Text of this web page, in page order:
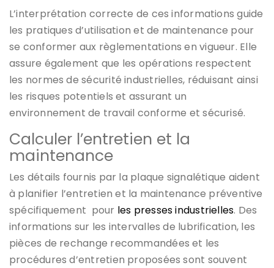
L’interprétation correcte de ces informations guide
les pratiques d’utilisation et de maintenance pour
se conformer aux règlementations en vigueur. Elle
assure également que les opérations respectent
les normes de sécurité industrielles, réduisant ainsi
les risques potentiels et assurant un
environnement de travail conforme et sécurisé.
Calculer l’entretien et la
maintenance
Les détails fournis par la plaque signalétique aident
à planifier l’entretien et la maintenance préventive
spécifiquement pour les presses industrielles. Des
informations sur les intervalles de lubrification, les
pièces de rechange recommandées et les
procédures d’entretien proposées sont souvent